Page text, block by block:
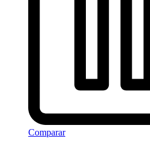
Comparar